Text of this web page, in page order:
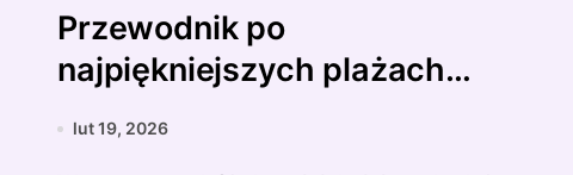
Przewodnik po
najpiękniejszych plażach
świata
lut 19, 2026